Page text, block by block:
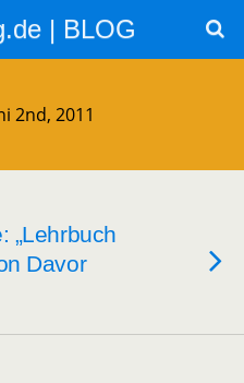
| BLOG
2nd, 2011
„Lehrbuch
Davor